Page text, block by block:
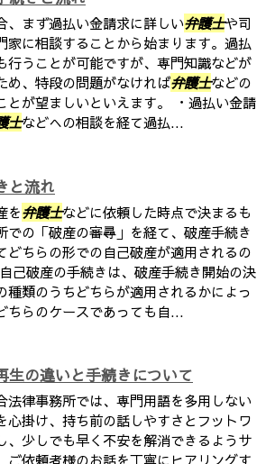
、まず過払い金請求に詳しい弁護士や司
家に相談することから始まります。過払
行うことが可能ですが、専門知識などが
め、特段の問題がなければ弁護士などの
とが望ましいといえます。 ・過払い金請
士などへの相談を経て過払...
と流れ
を弁護士などに依頼した時点で決まるも
での「破産の審尋」を経て、破産手続き
どちらの形での自己破産が適用されるの
己破産の手続きは、破産手続き開始の決
種類のうちどちらが適用されるかによっ
ちらのケースであっても自...
生の違いと手続きについて
法律事務所では、専門用語を多用しない
心掛け、持ち前の話しやすさとフットワ
、少しでも早く不安を解消できるようサ
ご依頼者様のお話を丁寧にヒアリングす